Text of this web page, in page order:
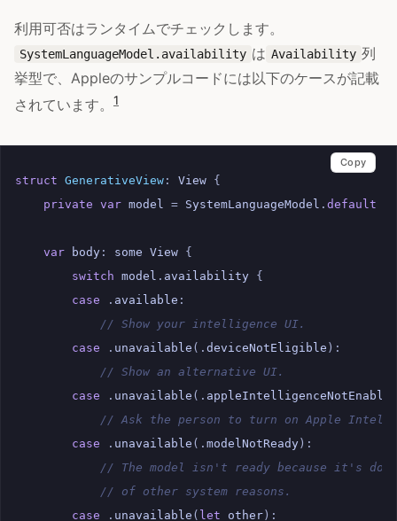
利用可否はランタイムでチェックします。
SystemLanguageModel.availability は Availability 列
挙型で、Appleのサンプルコードには以下のケースが記載
されています。
1
struct GenerativeView : View {
private var model = SystemLanguageModel . default
var body : some View {
switch model . availability {
case
. available :
// Show your intelligence UI.
case
. unavailable (. deviceNotEligible ):
// Show an alternative UI.
case
. unavailable (. appleIntelligenceNotEnabled
// Ask the person to turn on Apple
case
. unavailable (. modelNotReady ):
// The model isn't ready because it's
// of other system reasons.
case
. unavailable ( let other ):
Copy